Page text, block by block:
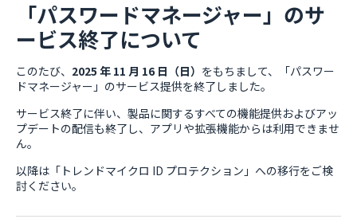
「パスワードマネージャー」のサ
ービス終了について
このたび、 2025 年 11 月 16 日（日） をもちまして、「パスワー
ドマネージャー」のサービス提供を終了しました。
サービス終了に伴い、製品に関するすべての機能提供およびアッ
プデートの配信も終了し、アプリや拡張機能からは利用できませ
ん。
以降は「トレンドマイクロ ID プロテクション」への移行をご検
討ください。